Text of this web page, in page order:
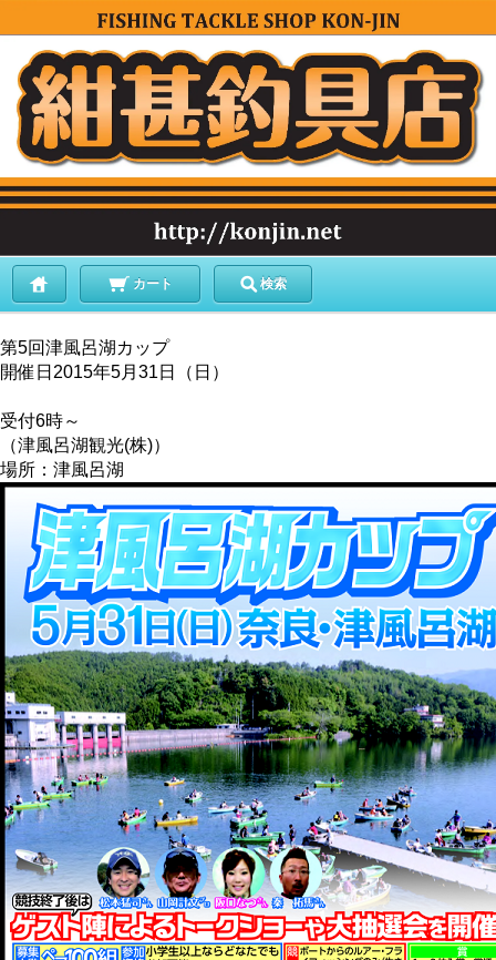
カート 検索
第5回津風呂湖カップ
開催日2015年5月31日（日）
受付6時～
（津風呂湖観光(株)）
場所：津風呂湖